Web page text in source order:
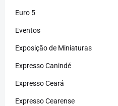
Euro 5
Eventos
Exposição de Miniaturas
Expresso Canindé
Expresso Ceará
Expresso Cearense